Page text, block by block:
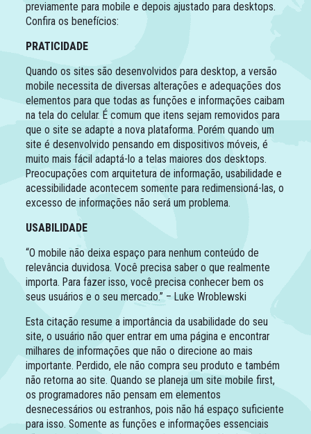
previamente para mobile e depois ajustado para desktops.
Confira os benefícios:
PRATICIDADE
Quando os sites são desenvolvidos para desktop, a versão
mobile necessita de diversas alterações e adequações dos
elementos para que todas as funções e informações caibam
na tela do celular. É comum que itens sejam removidos para
que o site se adapte a nova plataforma. Porém quando um
site é desenvolvido pensando em dispositivos móveis, é
muito mais fácil adaptá-lo a telas maiores dos desktops.
Preocupações com arquitetura de informação, usabilidade e
acessibilidade acontecem somente para redimensioná-las, o
excesso de informações não será um problema.
USABILIDADE
“O mobile não deixa espaço para nenhum conteúdo de
relevância duvidosa. Você precisa saber o que realmente
importa. Para fazer isso, você precisa conhecer bem os
seus usuários e o seu mercado.” – Luke Wroblewski
Esta citação resume a importância da usabilidade do seu
site, o usuário não quer entrar em uma página e encontrar
milhares de informações que não o direcione ao mais
importante. Perdido, ele não compra seu produto e também
não retorna ao site. Quando se planeja um site mobile first,
os programadores não pensam em elementos
desnecessários ou estranhos, pois não há espaço suficiente
para isso. Somente as funções e informações essenciais